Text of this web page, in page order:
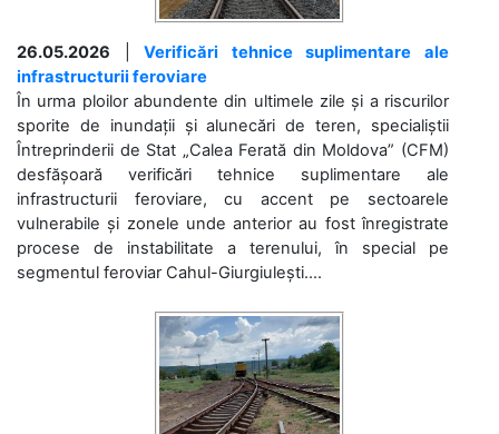
26.05.2026 |Verificări tehnice suplimentare ale
infrastructurii feroviare
În urma ploilor abundente din ultimele zile și a riscurilor
sporite de inundații și alunecări de teren, specialiștii
Întreprinderii de Stat „Calea Ferată din Moldova” (CFM)
desfășoară verificări tehnice suplimentare ale
infrastructurii feroviare, cu accent pe sectoarele
vulnerabile și zonele unde anterior au fost înregistrate
procese de instabilitate a terenului, în special pe
segmentul feroviar Cahul-Giurgiulești....